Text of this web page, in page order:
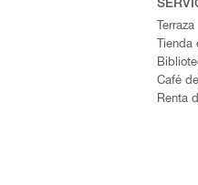
Terraza
Tienda
Café
Renta